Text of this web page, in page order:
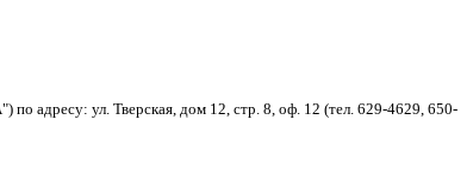
адресу: ул. Тверская, дом 12, стр. 8, оф. 12 (тел. 629-4629, 650-